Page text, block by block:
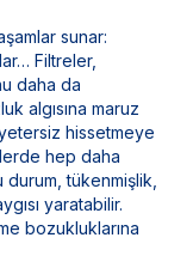
sunar:
Filtreler,
daha da
algısına maruz
hissetmeye
hep daha
durum, tükenmişlik,
yaratabilir.
bozukluklarına